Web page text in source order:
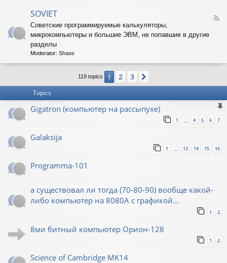
BF
SOVIET
Советские программируемые калькуляторы,
микрокомпьютеры и большие ЭВМ, не попавшие в другие
разделы
Moderator: Shaos
119 topics 1 2 3
Topics
Gigatron (компьютер на рассыпухе)
1 … 4 5 6 7
Galaksija
1 … 13 14 15 16
Programma-101
а существовал ли тогда (70-80-90) вообще какой-
либо компьютер на 8080А с графикой...
1 2
8ми битный компьютер Орион-128
1 2
Science of Cambridge MK14